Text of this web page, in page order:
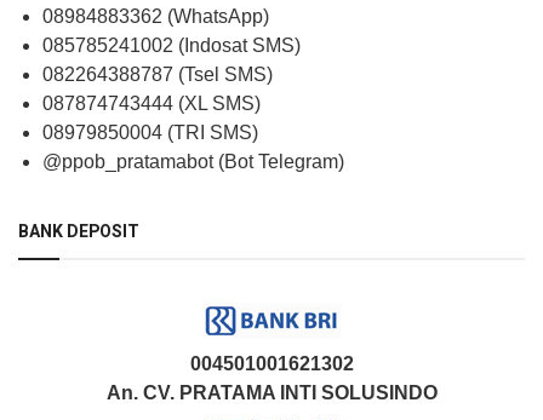
08984883362 (WhatsApp)
085785241002 (Indosat SMS)
082264388787 (Tsel SMS)
087874743444 (XL SMS)
08979850004 (TRI SMS)
@ppob_pratamabot (Bot Telegram)
BANK DEPOSIT
004501001621302
An. CV. PRATAMA INTI SOLUSINDO